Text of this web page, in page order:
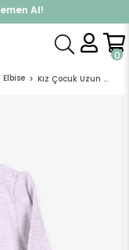
Al!
Üye Ol!
0
Kız Çocuk Uzun Kollu Elbise Kedi Nakışlı Pullu Açık Gri Melanj (1.5 Yaş)